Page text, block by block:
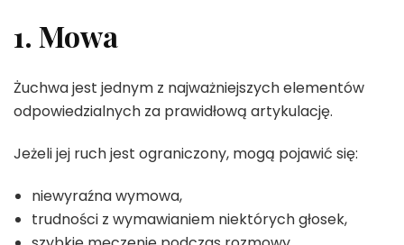
1. Mowa
Żuchwa jest jednym z najważniejszych elementów
odpowiedzialnych za prawidłową artykulację.
Jeżeli jej ruch jest ograniczony, mogą pojawić się:
niewyraźna wymowa,
trudności z wymawianiem niektórych głosek,